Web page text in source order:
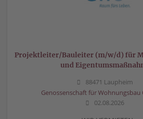
Projektleiter/Bauleiter (m/w/d) für
und
88471 Laupheim
Genossenschaft für Wohnungsbau
02.08.2026